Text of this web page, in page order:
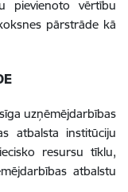
pievienoto vērtību
pārstrāde kā
uzņēmējdarbības
atbalsta institūciju
resursu tīklu,
atbalstu